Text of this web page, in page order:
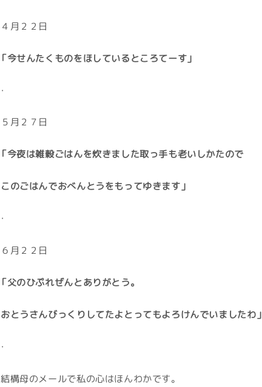
４月２２日
「今せんたくものをほしているところてーす」
・
５月２７日
「今夜は雑穀ごはんを炊きました取っ手も老いしかたので
このごはんでおべんとうをもってゆきます」
・
６月２２日
「父のひぷれぜんとありがとう。
おとうさんびっくりしてたよとってもよろけんでいましたわ」
・
結構母のメールで私の心はほんわかです。